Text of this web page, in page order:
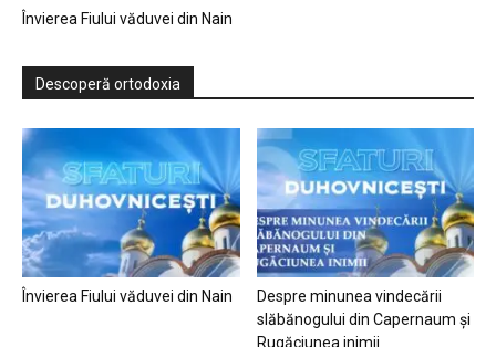
Învierea Fiului văduvei din Nain
Descoperă ortodoxia
Învierea Fiului văduvei din Nain
Despre minunea vindecării
slăbănogului din Capernaum și
Rugăciunea inimii